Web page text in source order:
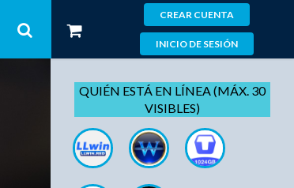
CREAR CUENTA
INICIO DE SESIÓN
QUIÉN ESTÁ EN LÍNEA (MÁX. 30
VISIBLES)